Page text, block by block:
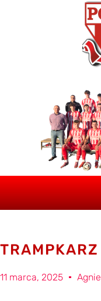
TRAMPKARZ
11 marca, 2025